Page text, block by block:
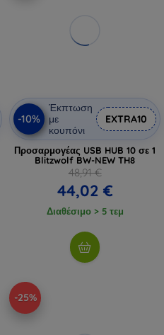
-10%
Έκπτωση
με
κουπόνι
EXTRA10
Προσαρμογέας USB HUB 10 σε 1
Blitzwolf BW-NEW TH8
48,91 €
44,02 €
Διαθέσιμο > 5 τεμ
-25%